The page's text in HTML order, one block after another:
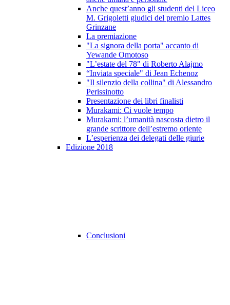
Anche quest’anno gli studenti del Liceo
M. Grigoletti giudici del premio Lattes
Grinzane
La premiazione
"La signora della porta" accanto di
Yewande Omotoso
"L’estate del 78" di Roberto Alajmo
“Inviata speciale" di Jean Echenoz
"Il silenzio della collina" di Alessandro
Perissinotto
Presentazione dei libri finalisti
Murakami: Ci vuole tempo
Murakami: l’umanità nascosta dietro il
grande scrittore dell’estremo oriente
L’esperienza dei delegati delle giurie
Edizione 2018
Conclusioni